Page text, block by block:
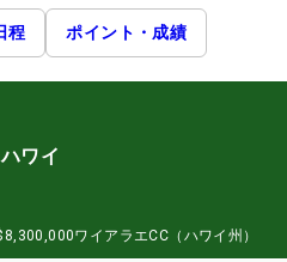
程 ポイント・成績
ワイ
ワイアラエCC（ハワイ州）